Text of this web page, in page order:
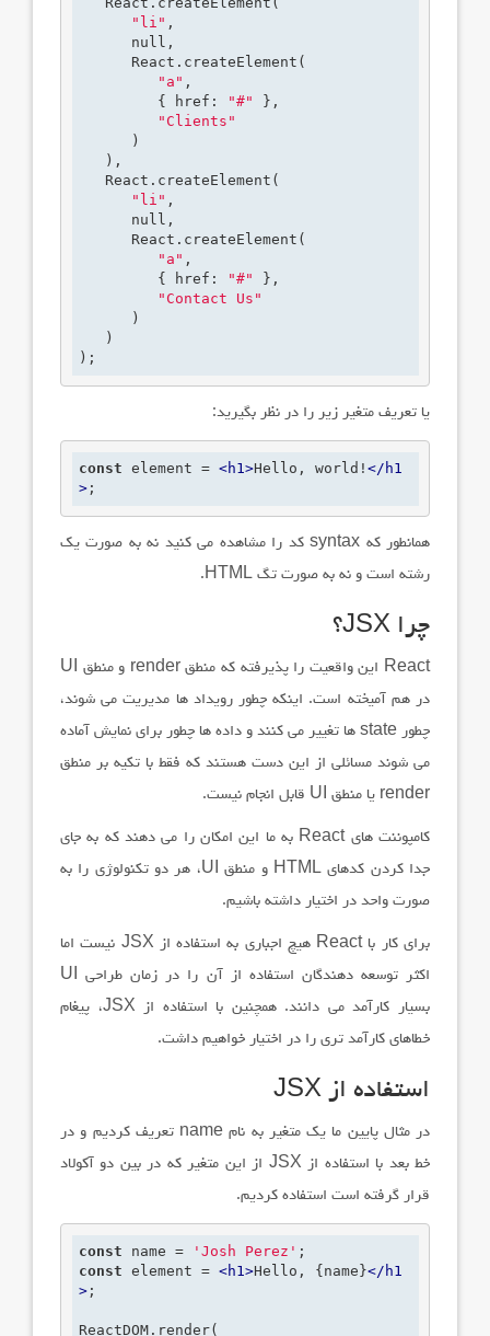
"li" ,
null ,
"a" ,
         { href:
"#"
},
"Clients"
"li" ,
null ,
"a" ,
         { href:
"#"
},
"Contact Us"
);
یا تعریف متغیر زیر را در نظر بگیرید:
const element = <h1>Hello, world! </ h1
> ;
همانطور که syntaxکد را مشاهده می کنید نه به صورت یک
رشته است و نه به صورت تگ HTML
.
چرا JSX؟
React این واقعیت را پذیرفته که منطقrender و منطق UI
در هم آمیخته است. اینکه چطور رویداد ها مدیریت می شوند،
چطور state ها تغییر می کنند و داده ها چطور برای نمایش آماده
می شوند مسائلی از این دست هستند که فقط با تکیه بر منطق
render یا منطق UI قابل انجام نیست.
کامپوننتهایReact به ما این امکان را می دهند که به جای
جدا کردن کدهایHTML و منطق UI، هر دو تکنولوژی را به
صورت واحد در اختیار داشته باشیم.
برای کار باReact هیچ اجباری به استفاده از JSX نیست اما
اکثر توسعه دهندگان استفاده از آن را در زمان طراحی UI
بسیار کارآمد می دانند. همچنین با استفاده از JSX، پیغام
خطاهای کارآمد تری را در اختیار خواهیم داشت.
استفاده از JSX
در مثال پایین ما یک متغیر به نام name تعریف کردیم و در
خط بعد با استفاده از JSX از این متغیر که در بین دو آکولاد
قرار گرفته است استفاده کردیم.
const name = 'Josh Perez'
const element = <h1>Hello, {name}</ h1
> ;
ReactDOM.render(